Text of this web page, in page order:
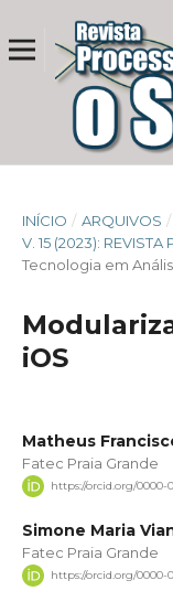
INÍCIO / ARQUIVOS /
V. 15 (2023):
Tecnologia em
iOS
Matheus
Fatec Praia Grande
https://orcid.org/0000-
Simone Maria
Fatec Praia Grande
https://orcid.org/0000-